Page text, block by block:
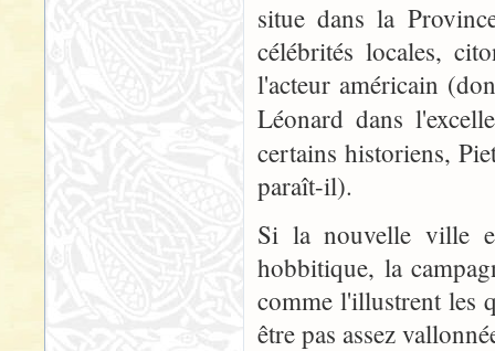
situe dans la
célébrités locales,
l'acteur américain
Léonard dans
certains historiens,
paraît-il).
Si la nouvelle ville
hobbitique, la
comme l'illustrent les
être pas assez